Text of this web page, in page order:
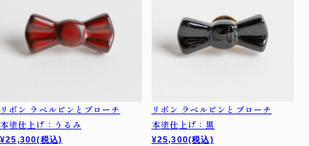
リボン ラペルピンとブローチ
本塗仕上げ：うるみ
¥25,300(税込)
リボン ラペルピンとブローチ
本塗仕上げ：黒
¥25,300(税込)